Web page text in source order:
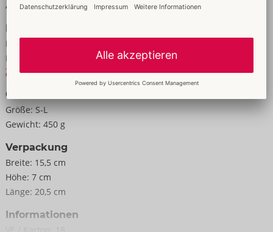
Aus echtem Leder
Daten
Farbe:
Material:
Leder/Veloursleder (Rind, chromfrei gegerbt)
Zur Materialkunde
Größe
Größe: S-L
Gewicht: 450 g
Verpackung
Breite: 15,5 cm
Höhe: 7 cm
Länge: 20,5 cm
Informationen